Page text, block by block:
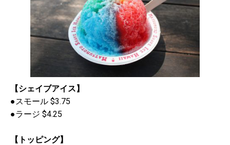
【シェイブアイス】
●スモール $3.75
●ラージ $4.25
【トッピング】